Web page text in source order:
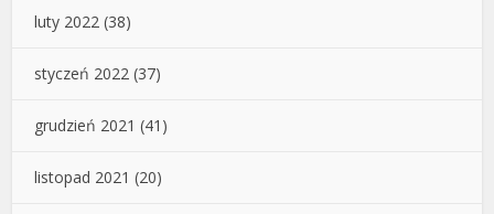
luty 2022 (38)
styczeń 2022 (37)
grudzień 2021 (41)
listopad 2021 (20)